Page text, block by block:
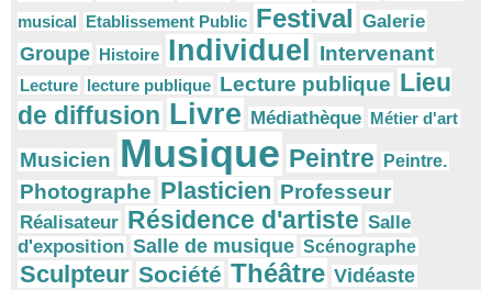
musical Etablissement Public Festival Galerie
Groupe Histoire Individuel Intervenant
Lecture lecture publique Lecture publique Lieu
de diffusion Livre Médiathèque Métier d'art
Musicien Musique Peintre Peintre.
Photographe Plasticien Professeur
Réalisateur Résidence d'artiste Salle
d'exposition Salle de musique Scénographe
Sculpteur Société Théâtre Vidéaste